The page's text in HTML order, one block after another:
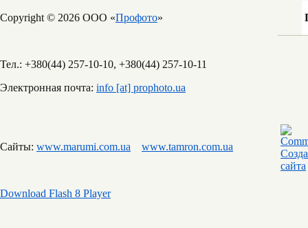
Copyright © 2026 ООО «Профото»
Тел.: +380(44) 257-10-10, +380(44) 257-10-11
Электронная почта: info [at] prophoto.ua
Сайты: www.marumi.com.ua www.tamron.com.ua
Download Flash 8 Player